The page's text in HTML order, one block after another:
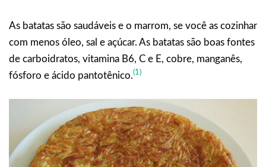
As batatas são saudáveis e o marrom, se você as cozinhar
com menos óleo, sal e açúcar. As batatas são boas fontes
de carboidratos, vitamina B6, C e E, cobre, manganês,
fósforo e ácido pantotênico.(1)